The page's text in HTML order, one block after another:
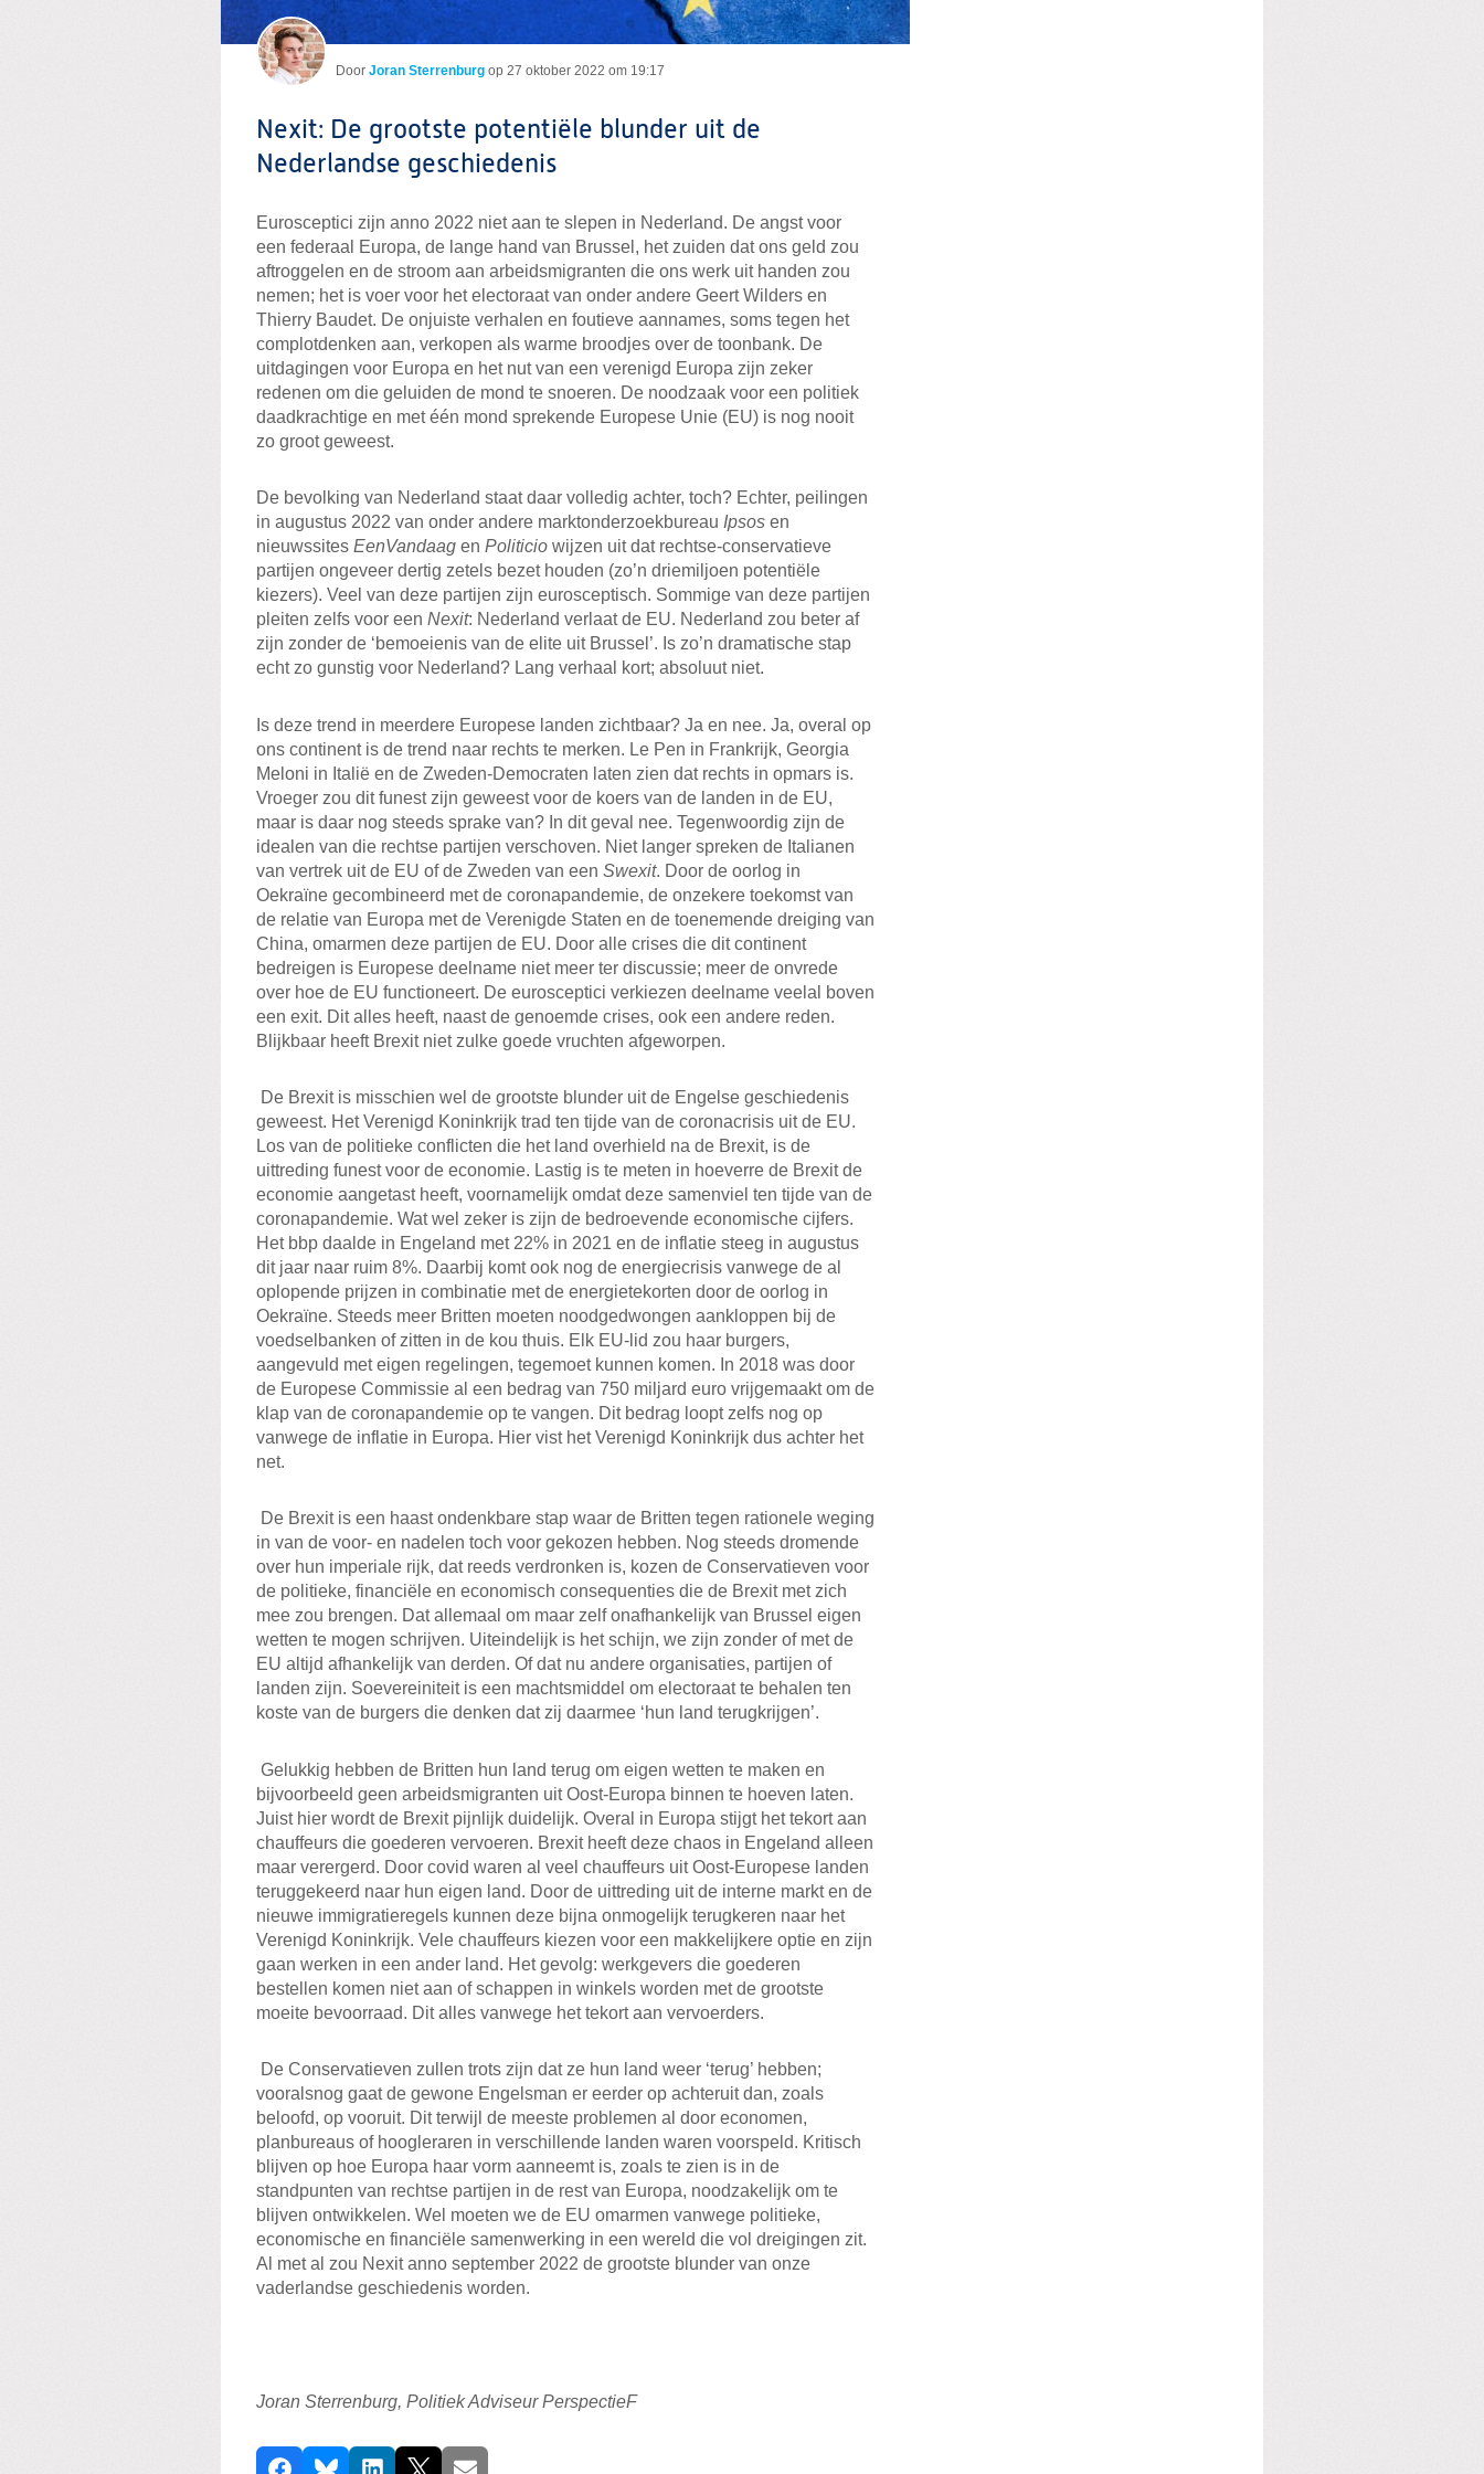
Door Joran Sterrenburg op 27 oktober 2022 om 19:17
Nexit: De grootste potentiële blunder uit de
Nederlandse geschiedenis
Eurosceptici zijn anno 2022 niet aan te slepen in Nederland. De angst voor
een federaal Europa, de lange hand van Brussel, het zuiden dat ons geld zou
aftroggelen en de stroom aan arbeidsmigranten die ons werk uit handen zou
nemen; het is voer voor het electoraat van onder andere Geert Wilders en
Thierry Baudet. De onjuiste verhalen en foutieve aannames, soms tegen het
complotdenken aan, verkopen als warme broodjes over de toonbank. De
uitdagingen voor Europa en het nut van een verenigd Europa zijn zeker
redenen om die geluiden de mond te snoeren. De noodzaak voor een politiek
daadkrachtige en met één mond sprekende Europese Unie (EU) is nog nooit
zo groot geweest.
De bevolking van Nederland staat daar volledig achter, toch? Echter, peilingen
in augustus 2022 van onder andere marktonderzoekbureau Ipsos en
nieuwssites EenVandaag en Politicio wijzen uit dat rechtse-conservatieve
partijen ongeveer dertig zetels bezet houden (zo’n driemiljoen potentiële
kiezers). Veel van deze partijen zijn eurosceptisch. Sommige van deze partijen
pleiten zelfs voor een Nexit: Nederland verlaat de EU. Nederland zou beter af
zijn zonder de ‘bemoeienis van de elite uit Brussel’. Is zo’n dramatische stap
echt zo gunstig voor Nederland? Lang verhaal kort; absoluut niet.
Is deze trend in meerdere Europese landen zichtbaar? Ja en nee. Ja, overal op
ons continent is de trend naar rechts te merken. Le Pen in Frankrijk, Georgia
Meloni in Italië en de Zweden-Democraten laten zien dat rechts in opmars is.
Vroeger zou dit funest zijn geweest voor de koers van de landen in de EU,
maar is daar nog steeds sprake van? In dit geval nee. Tegenwoordig zijn de
idealen van die rechtse partijen verschoven. Niet langer spreken de Italianen
van vertrek uit de EU of de Zweden van een Swexit. Door de oorlog in
Oekraïne gecombineerd met de coronapandemie, de onzekere toekomst van
de relatie van Europa met de Verenigde Staten en de toenemende dreiging van
China, omarmen deze partijen de EU. Door alle crises die dit continent
bedreigen is Europese deelname niet meer ter discussie; meer de onvrede
over hoe de EU functioneert. De eurosceptici verkiezen deelname veelal boven
een exit. Dit alles heeft, naast de genoemde crises, ook een andere reden.
Blijkbaar heeft Brexit niet zulke goede vruchten afgeworpen.
De Brexit is misschien wel de grootste blunder uit de Engelse geschiedenis
geweest. Het Verenigd Koninkrijk trad ten tijde van de coronacrisis uit de EU.
Los van de politieke conflicten die het land overhield na de Brexit, is de
uittreding funest voor de economie. Lastig is te meten in hoeverre de Brexit de
economie aangetast heeft, voornamelijk omdat deze samenviel ten tijde van de
coronapandemie. Wat wel zeker is zijn de bedroevende economische cijfers.
Het bbp daalde in Engeland met 22% in 2021 en de inflatie steeg in augustus
dit jaar naar ruim 8%. Daarbij komt ook nog de energiecrisis vanwege de al
oplopende prijzen in combinatie met de energietekorten door de oorlog in
Oekraïne. Steeds meer Britten moeten noodgedwongen aankloppen bij de
voedselbanken of zitten in de kou thuis. Elk EU-lid zou haar burgers,
aangevuld met eigen regelingen, tegemoet kunnen komen. In 2018 was door
de Europese Commissie al een bedrag van 750 miljard euro vrijgemaakt om de
klap van de coronapandemie op te vangen. Dit bedrag loopt zelfs nog op
vanwege de inflatie in Europa. Hier vist het Verenigd Koninkrijk dus achter het
net.
De Brexit is een haast ondenkbare stap waar de Britten tegen rationele weging
in van de voor- en nadelen toch voor gekozen hebben. Nog steeds dromende
over hun imperiale rijk, dat reeds verdronken is, kozen de Conservatieven voor
de politieke, financiële en economisch consequenties die de Brexit met zich
mee zou brengen. Dat allemaal om maar zelf onafhankelijk van Brussel eigen
wetten te mogen schrijven. Uiteindelijk is het schijn, we zijn zonder of met de
EU altijd afhankelijk van derden. Of dat nu andere organisaties, partijen of
landen zijn. Soevereiniteit is een machtsmiddel om electoraat te behalen ten
koste van de burgers die denken dat zij daarmee ‘hun land terugkrijgen’.
Gelukkig hebben de Britten hun land terug om eigen wetten te maken en
bijvoorbeeld geen arbeidsmigranten uit Oost-Europa binnen te hoeven laten.
Juist hier wordt de Brexit pijnlijk duidelijk. Overal in Europa stijgt het tekort aan
chauffeurs die goederen vervoeren. Brexit heeft deze chaos in Engeland alleen
maar verergerd. Door covid waren al veel chauffeurs uit Oost-Europese landen
teruggekeerd naar hun eigen land. Door de uittreding uit de interne markt en de
nieuwe immigratieregels kunnen deze bijna onmogelijk terugkeren naar het
Verenigd Koninkrijk. Vele chauffeurs kiezen voor een makkelijkere optie en zijn
gaan werken in een ander land. Het gevolg: werkgevers die goederen
bestellen komen niet aan of schappen in winkels worden met de grootste
moeite bevoorraad. Dit alles vanwege het tekort aan vervoerders.
De Conservatieven zullen trots zijn dat ze hun land weer ‘terug’ hebben;
vooralsnog gaat de gewone Engelsman er eerder op achteruit dan, zoals
beloofd, op vooruit. Dit terwijl de meeste problemen al door economen,
planbureaus of hoogleraren in verschillende landen waren voorspeld. Kritisch
blijven op hoe Europa haar vorm aanneemt is, zoals te zien is in de
standpunten van rechtse partijen in de rest van Europa, noodzakelijk om te
blijven ontwikkelen. Wel moeten we de EU omarmen vanwege politieke,
economische en financiële samenwerking in een wereld die vol dreigingen zit.
Al met al zou Nexit anno september 2022 de grootste blunder van onze
vaderlandse geschiedenis worden.
Joran Sterrenburg, Politiek Adviseur PerspectieF
D